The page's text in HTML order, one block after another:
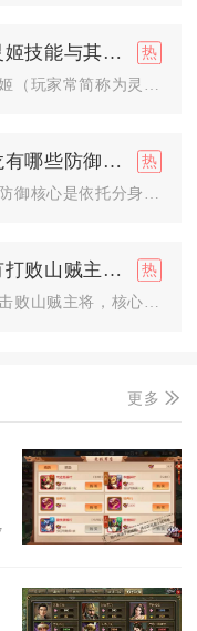
他角色有何关联
些防御技巧
贼主将的技巧
更多